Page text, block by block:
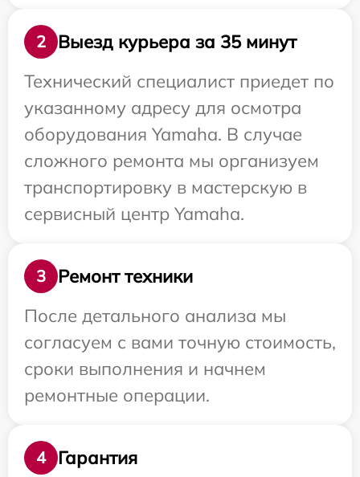
2
Выезд курьера за 35 минут
Технический специалист приедет по
указанному адресу для осмотра
оборудования Yamaha. В случае
сложного ремонта мы организуем
транспортировку в мастерскую в
сервисный центр Yamaha.
3
Ремонт техники
После детального анализа мы
согласуем с вами точную стоимость,
сроки выполнения и начнем
ремонтные операции.
4 Гарантия